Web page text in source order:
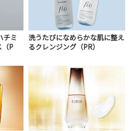
チミ
（P
洗うたびになめらかな肌に整え
るクレンジング（PR）